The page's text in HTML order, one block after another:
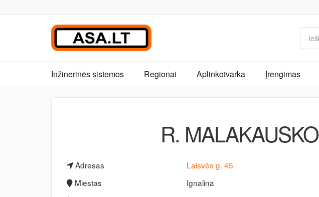
Inžinerinės sistemos Regionai Aplinkotvarka Įrengimas
R. MALAKAUSKO
Adresas
Laisvės g. 45
Miestas
Ignalina